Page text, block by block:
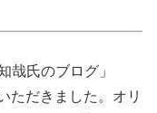
哉氏のブログ」
ただきました。オリ